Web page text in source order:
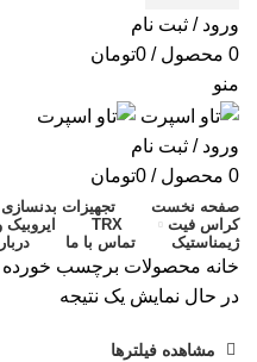
ورود / ثبت نام
0 محصول / تومان0
منو
ورود / ثبت نام
0 محصول / تومان0
صفحه نخست تجهیزات بدنسازی
کراس فیت
TRX ایروبیک
ژیمناستیک
تماس با ما
خانه محصولات برچسب خورده
در حال نمایش یک نتیجه
مشاهده فیلترها